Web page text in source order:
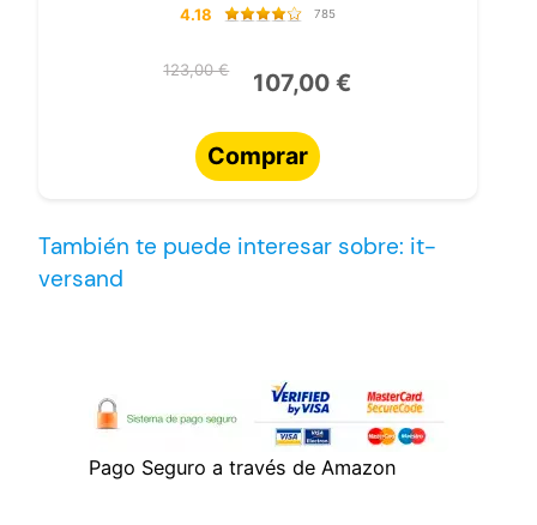
4.18 785
123,00 € 107,00 €
Comprar
También te puede interesar sobre: it-
versand
Pago Seguro a través de Amazon